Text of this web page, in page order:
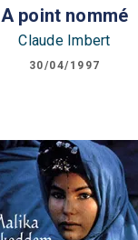
A point nommé
Claude Imbert
30/04/1997